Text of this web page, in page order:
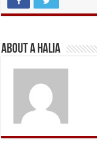
About A Halia